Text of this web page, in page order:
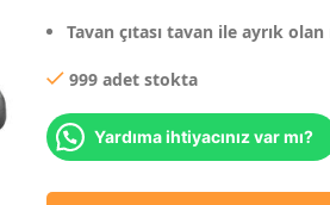
Tavan çıtası tavan ile ayrık olan
999 adet stokta
Yardıma ihtiyacınız var mı?